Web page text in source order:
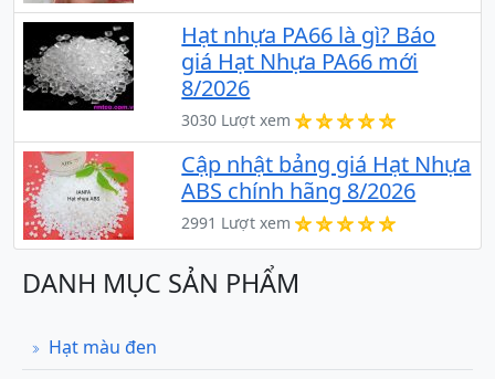
Hạt nhựa PA66 là gì? Báo
giá Hạt Nhựa PA66 mới
8/2026
3030 Lượt xem
Cập nhật bảng giá Hạt Nhựa
ABS chính hãng 8/2026
2991 Lượt xem
DANH MỤC SẢN PHẨM
Hạt màu đen